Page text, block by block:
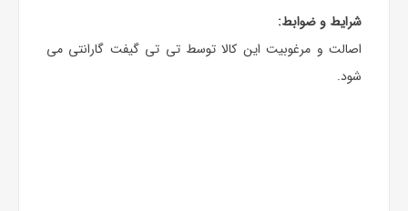
شرایط و ضوابط:
اصالت و مرغوبیت این کالا توسط تی تی گیفت گارانتی می
شود.